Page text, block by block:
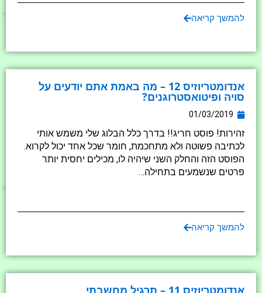
להמשך קריאה
אנדומטריוזיס 12 – מה באמת אתם יודעים על
סויה ופיטואסטרוגנים?
01/03/2019
זהירות! פוסט חריג!! בדרך כלל הבלוג שלי משמש אותי
לכתיבה פשוטה ולא מתחכמת, חומר שכל אחד יכול לקרוא.
הפוסט הזה והחלק השני שיהיה לו, מכילים יחסית יותר
פרטים שנשמעים בתחילה…
להמשך קריאה
אנדומטריוזיס 11 – תרגיל מחשבתי